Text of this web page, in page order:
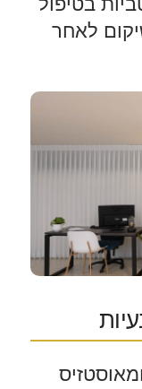
לאחר